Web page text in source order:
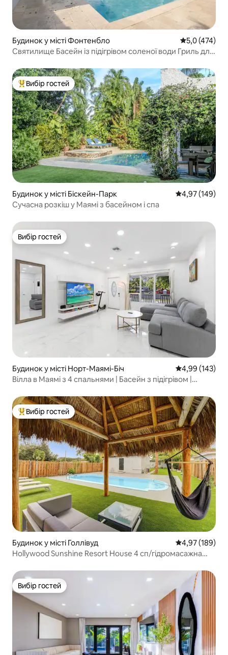
Будинок у місті Фонтенбло Середня
5,0 (474)
Святилище Басейн із підігрівом соленої води Гриль для
Топ вибір гостей
Вибір гостей
Будинок у місті Біскейн-Парк Середня
4,97 (149)
Сучасна розкіш у Маямі з басейном і спа
Вибір гостей
Вибір гостей
Будинок у місті Норт-Маямі-Біч Середня
4,99 (143)
Вілла в Маямі з 4 спальнями | Басейн з підігрівом |
Топ вибір гостей
Вибір гостей
Будинок у місті Голлівуд Середня
4,97 (189)
Hollywood Sunshine Resort House 4 сп/гідромасажна
Вибір гостей
Вибір гостей